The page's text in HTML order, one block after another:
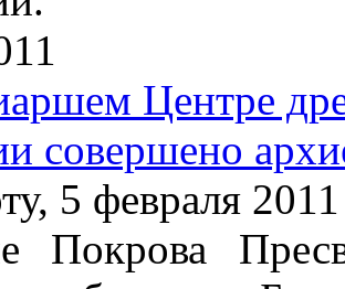
Центре
совершено
5 февраля
Покрова